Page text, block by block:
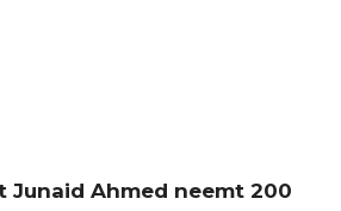
Junaid Ahmed neemt 200